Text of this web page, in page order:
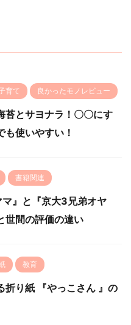
育て 良かったモノレビュー
苔とサヨナラ！〇〇にす
も使いやすい！
書籍関連
マ』と『京大3兄弟オヤ
世間の評価の違い
教育
折り紙 『やっこさん 』の